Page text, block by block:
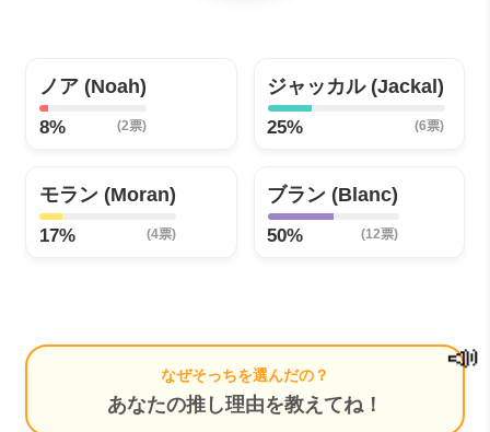
ノア (Noah)
8% (2票)
ジャッカル (Jackal)
25% (6票)
モラン (Moran)
17% (4票)
ブラン (Blanc)
50% (12票)
なぜそっちを選んだの？
あなたの推し理由を教えてね！
📣